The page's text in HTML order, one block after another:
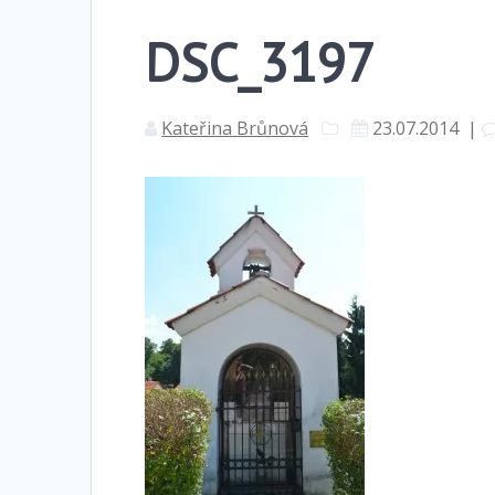
DSC_3197
Kateřina Brůnová 23.07.2014|